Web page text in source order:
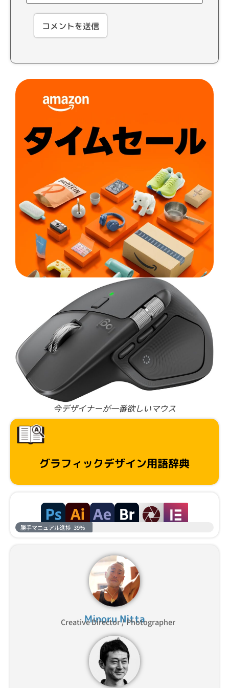
今デザイナーが一番欲しいマウス
グラフィックデザイン用語辞典
勝手マニュアル進捗 39%
Minoru Nitta
Creative Director / Photographer